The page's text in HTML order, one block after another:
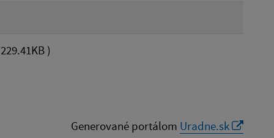
)
Generované portálom Uradne.sk